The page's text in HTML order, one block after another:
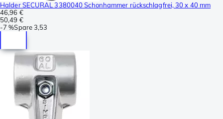
Halder SECURAL 3380040 Schonhammer rückschlagfrei, 30 x 40 mm
46,96 €
50,49 €
-7 %Spare3,53